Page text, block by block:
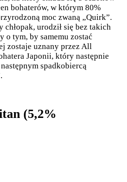
bohaterów, w którym 80%
moc zwaną „Quirk”.
urodził się bez takich
o tym, by samemu zostać
zostaje uznany przez All
Japonii, który następnie
spadkobiercą
(5,2%